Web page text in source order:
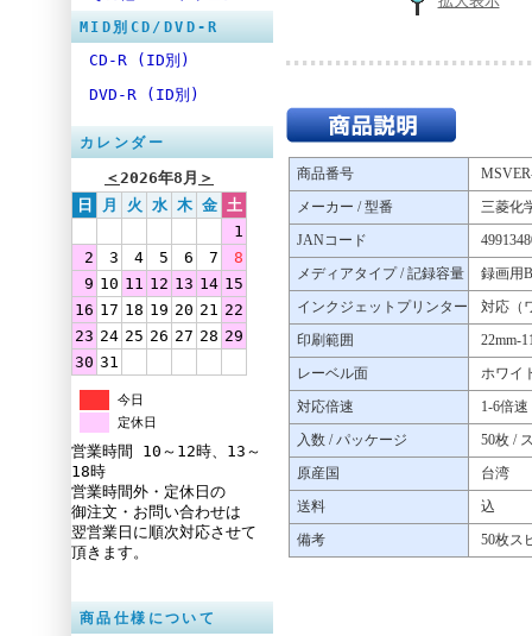
MID別CD/DVD-R
CD-R (ID別)
DVD-R (ID別)
カレンダー
＜2026年8月 ＞
日
月 火 水 木 金 土
1
2
3 4 5 6 7
8
9 10 11 12 13 14 15
16 17 18 19 20 21 22
23 24 25 26 27 28 29
30 31
今日
定休日
営業時間 10～12時、13～
18時
営業時間外・定休日の
御注文・お問い合わせは
翌営業日に順次対応させて
頂きます。
商品仕様について
商品番号
メーカー / 型番
三菱化
JANコード
メディアタイプ / 記録容量
録画用
インクジェットプリンター
対応（
印刷範囲
22mm-
レーベル面
ホワイ
対応倍速
1-6倍速
入数 / パッケージ
50枚 /
原産国
台湾
送料
込
備考
50枚ス